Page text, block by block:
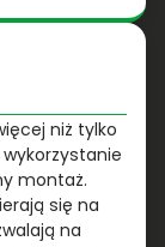
niż tylko
montaż.
się na
na